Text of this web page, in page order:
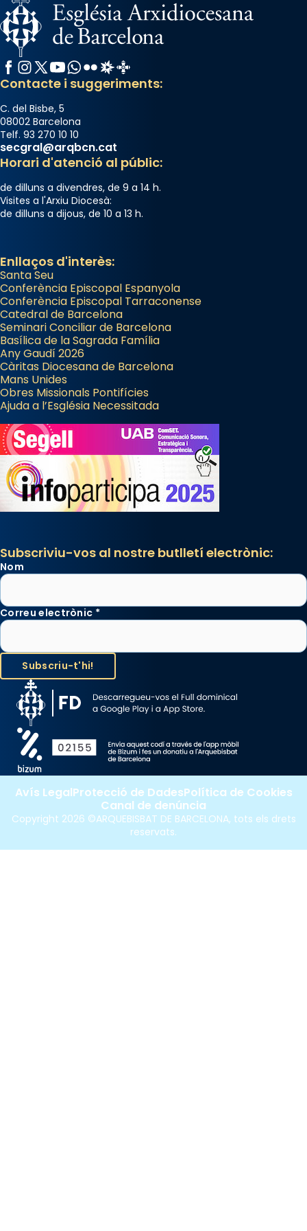
Facebook
Instagram
X / Twitter
YouTube
WhatsApp
FlickrRadio Estel
Catalunya Cristiana
Contacte i suggeriments:
C. del Bisbe, 5
08002 Barcelona
Telf. 93 270 10 10
secgral@arqbcn.cat
Horari d'atenció al públic:
de dilluns a divendres, de 9 a 14 h.
Visites a l'Arxiu Diocesà:
de dilluns a dijous, de 10 a 13 h.
Enllaços d'interès:
Santa Seu
Conferència Episcopal Espanyola
Conferència Episcopal Tarraconense
Catedral de Barcelona
Seminari Conciliar de Barcelona
Basílica de la Sagrada Família
Any Gaudí 2026
Càritas Diocesana de Barcelona
Mans Unides
Obres Missionals Pontifícies
Ajuda a l’Església Necessitada
Subscriviu-vos al nostre butlletí electrònic:
Nom
Correu electrònic *
Copyright 2026 ©ARQUEBISBAT DE BARCELONA, tots els drets
reservats.
Avís LegalProtecció de DadesPolítica de Cookies
Canal de denúncia